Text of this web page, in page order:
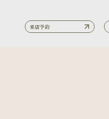
来店予約